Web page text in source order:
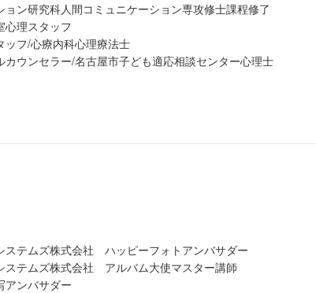
ン研究科人間コミュニケーション専攻修士課程修了
心理スタッフ
ッフ/心療内科心理療法士
ウンセラー/名古屋市子ども適応相談センター心理士
ステムズ株式会社 ハッピーフォトアンバサダー
ステムズ株式会社 アルバム大使マスター講師
アンバサダー